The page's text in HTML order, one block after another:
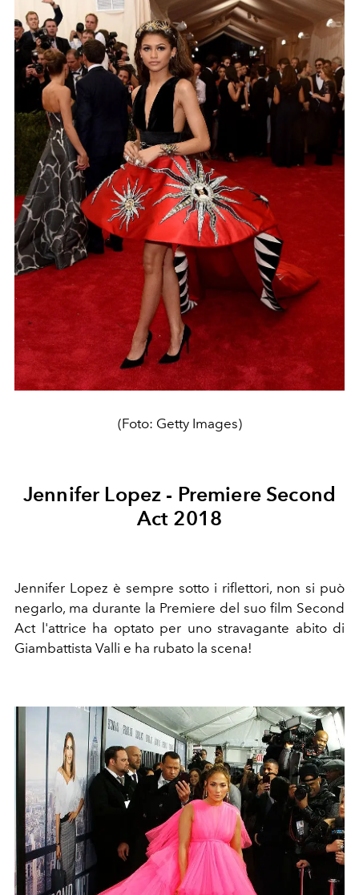
(Foto: Getty Images)
Jennifer Lopez - Premiere Second
Act 2018
Jennifer Lopez è sempre sotto i riflettori, non si può
negarlo, ma durante la Premiere del suo film Second
Act l'attrice ha optato per uno stravagante abito di
Giambattista Valli e ha rubato la scena!